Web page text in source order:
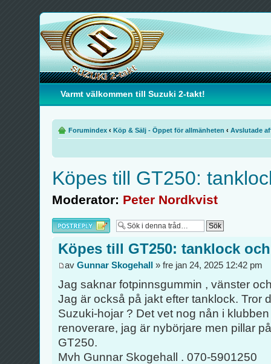
Varmt välkommen till Suzuki 2-takt!
Forumindex ‹ Köp & Sälj - Öppet för allmänheten ‹ Avslutade
Köpes till GT250:
Moderator: Peter Nordkvist
Besvara
Köpes till GT250: tanklock
av Gunnar Skogehall » fre jan 24, 2025 12:42 pm
Jag saknar fotpinnsgummin , vänster
Jag är också på jakt efter tanklock. Tror
Suzuki-hojar ? Det vet nog nån i
renoverare, jag är nybörjare men pillar
GT250.
Mvh Gunnar Skogehall . 070-5901250